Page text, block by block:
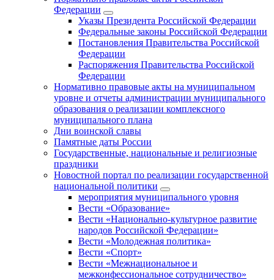
Федерации
Указы Президента Российской Федерации
Федеральные законы Российской Федерации
Постановления Правительства Российской
Федерации
Распоряжения Правительства Российской
Федерации
Нормативно правовые акты на муниципальном
уровне и отчеты администрации муниципального
образования о реализации комплексного
муниципального плана
Дни воинской славы
Памятные даты России
Государственные, национальные и религиозные
праздники
Новостной портал по реализации государственной
национальной политики
мероприятия муниципального уровня
Вести «Образование»
Вести «Национально-культурное развитие
народов Российской Федерации»
Вести «Молодежная политика»
Вести «Спорт»
Вести «Межнациональное и
межконфессиональное сотрудничество»